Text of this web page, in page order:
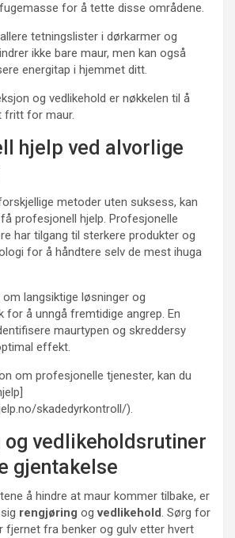
for å tette disse områdene.
tetningslister i dørkarmer og
ikke bare maur, men kan også
energitap i hjemmet ditt.
og vedlikehold er nøkkelen til å
fritt for maur.
hjelp ved alvorlige
metoder uten suksess, kan
profesjonell hjelp. Profesjonelle
har tilgang til sterkere produkter og
for å håndtere selv de mest ihuga
om langsiktige løsninger og
for å unngå fremtidige angrep. En
maurtypen og skreddersy
effekt.
om profesjonelle tjenester, kan du
skadedyrkontroll/).
og vedlikeholdsrutiner
gjentakelse
å hindre at maur kommer tilbake, er
rengjøring ogvedlikehold. Sørg for
fjernet fra benker og gulv etter hvert